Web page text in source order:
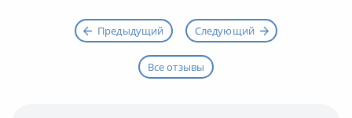
Предыдущий Следующий
Все отзывы